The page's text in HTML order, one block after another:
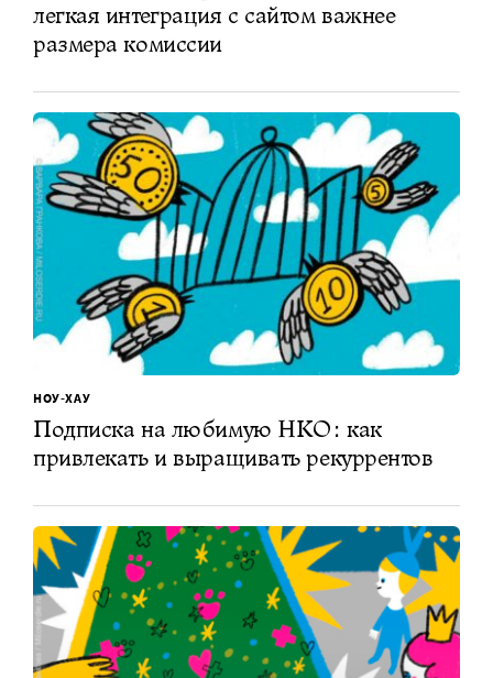
легкая интеграция с сайтом важнее
размера комиссии
НОУ-ХАУ
Подписка на любимую НКО: как
привлекать и выращивать рекуррентов